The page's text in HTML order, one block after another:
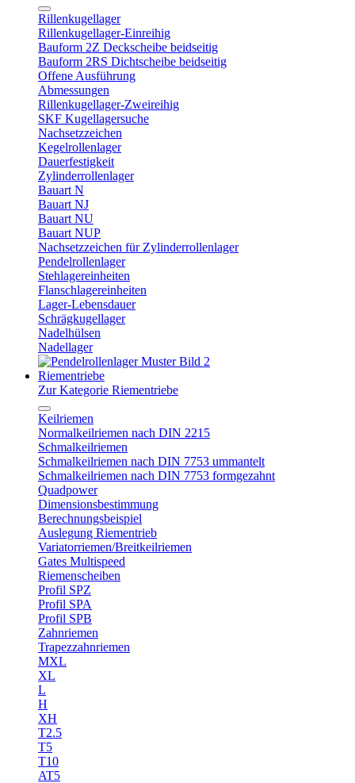
Rillenkugellager
Rillenkugellager-Einreihig
Bauform 2Z Deckscheibe beidseitig
Bauform 2RS Dichtscheibe beidseitig
Offene Ausführung
Abmessungen
Rillenkugellager-Zweireihig
SKF Kugellagersuche
Nachsetzzeichen
Kegelrollenlager
Dauerfestigkeit
Zylinderrollenlager
Bauart N
Bauart NJ
Bauart NU
Bauart NUP
Nachsetzzeichen für Zylinderrollenlager
Pendelrollenlager
Stehlagereinheiten
Flanschlagereinheiten
Lager-Lebensdauer
Schrägkugellager
Nadelhülsen
Nadellager
Riementriebe
Zur Kategorie Riementriebe
Keilriemen
Normalkeilriemen nach DIN 2215
Schmalkeilriemen
Schmalkeilriemen nach DIN 7753 ummantelt
Schmalkeilriemen nach DIN 7753 formgezahnt
Quadpower
Dimensionsbestimmung
Berechnungsbeispiel
Auslegung Riementrieb
Variatorriemen/Breitkeilriemen
Gates Multispeed
Riemenscheiben
Profil SPZ
Profil SPA
Profil SPB
Zahnriemen
Trapezzahnriemen
MXL
XL
L
H
XH
T2.5
T5
T10
AT5